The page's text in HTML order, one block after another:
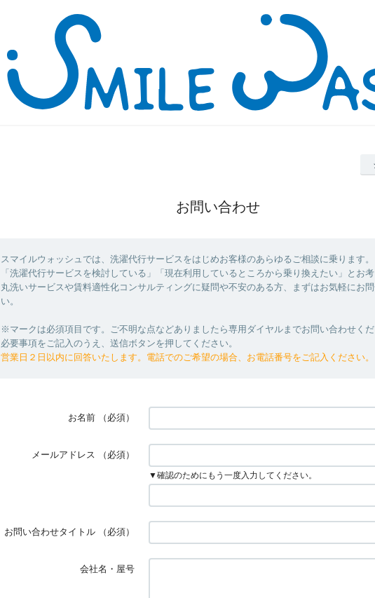
お問い合わせ
スマイルウォッシュでは、洗濯代行サービスをはじめお客様のあらゆるご相談に乗ります。
「洗濯代行サービスを検討している」「現在利用しているところから乗り換えたい」とお
丸洗いサービスや賃料適性化コンサルティングに疑問や不安のある方、まずはお気軽にお
い。
※マークは必須項目です。ご不明な点などありましたら専用ダイヤルまでお問い合わせく
必要事項をご記入のうえ、送信ボタンを押してください。
営業日２日以内に回答いたします。電話でのご希望の場合、お電話番号をご記入ください。
お名前 （必須）
メールアドレス （必須）
▼確認のためにもう一度入力してください。
お問い合わせタイトル （必須）
会社名・屋号